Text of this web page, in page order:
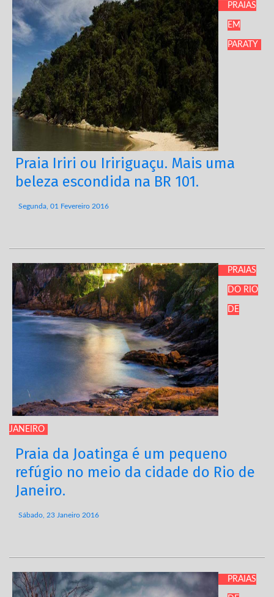
PRAIAS
EM
PARATY
Praia Iriri ou Iririguaçu. Mais uma
beleza escondida na BR 101.
Segunda, 01 Fevereiro 2016
PRAIAS
DO RIO
DE
JANEIRO
Praia da Joatinga é um pequeno
refúgio no meio da cidade do Rio de
Janeiro.
Sábado, 23 Janeiro 2016
PRAIAS